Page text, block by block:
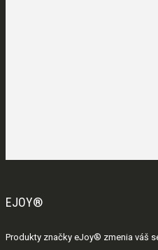
EJOY®
Produkty značky eJoy® zmenia váš